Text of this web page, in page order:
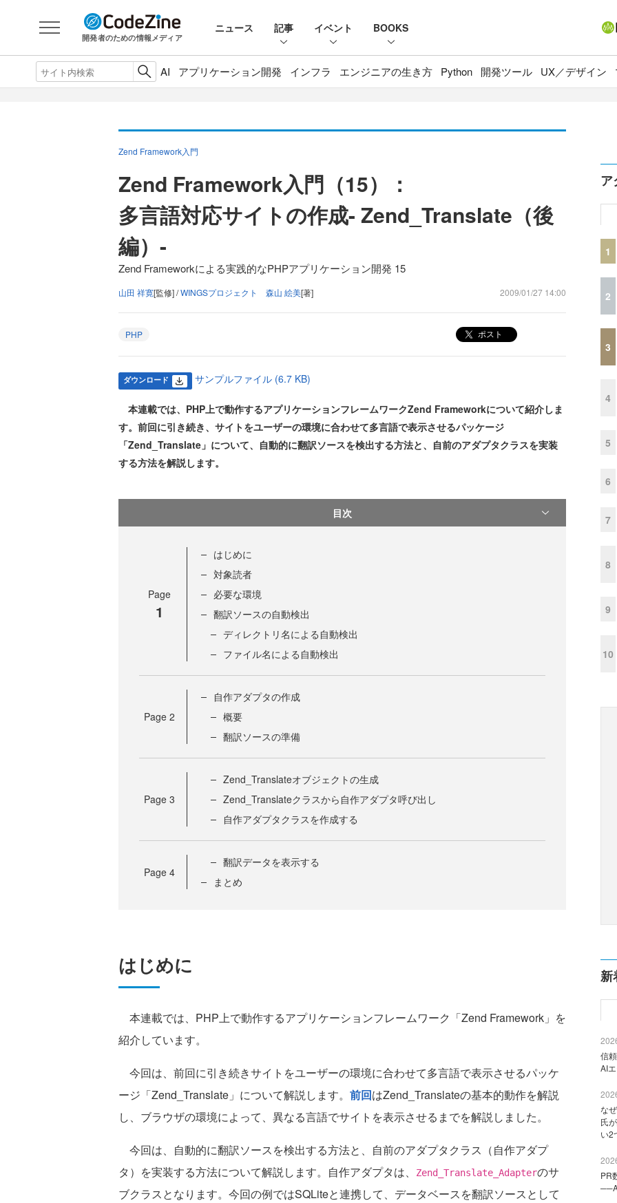
開発者のための情報メディア
ニュース 記事 イベント BOOKS
AI アプリケーション開発 インフラ エンジニアの生き方 Python 開発ツール UX／デザイン
Zend Framework入門
Zend Framework入門（15）：
多言語対応サイトの作成- Zend_Translate（後
編）-
Zend Frameworkによる実践的なPHPアプリケーション開発 15
山田 祥寛[監修] /WINGSプロジェクト 森山 絵美[著] 2009/01/27 14:00
PHP ポスト
ダウンロード サンプルファイル (6.7 KB)
本連載では、PHP上で動作するアプリケーションフレームワークZend Frameworkについて紹介しま
す。前回に引き続き、サイトをユーザーの環境に合わせて多言語で表示させるパッケージ
「Zend_Translate」について、自動的に翻訳ソースを検出する方法と、自前のアダプタクラスを実装
する方法を解説します。
目次
Page
1
はじめに
対象読者
必要な環境
翻訳ソースの自動検出
ディレクトリ名による自動検出
ファイル名による自動検出
Page 2
自作アダプタの作成
概要
翻訳ソースの準備
Page 3
Zend_Translateオブジェクトの生成
Zend_Translateクラスから自作アダプタ呼び出し
自作アダプタクラスを作成する
Page 4
翻訳データを表示する
まとめ
はじめに
本連載では、PHP上で動作するアプリケーションフレームワーク「Zend Framework」を
紹介しています。
今回は、前回に引き続きサイトをユーザーの環境に合わせて多言語で表示させるパッケ
ージ「Zend_Translate」について解説します。 前回はZend_Translateの基本的動作を解説
し、ブラウザの環境によって、異なる言語でサイトを表示させるまでを解説しました。
今回は、自動的に翻訳ソースを検出する方法と、自前のアダプタクラス（自作アダプ
タ）を実装する方法について解説します。自作アダプタは、
Zend_Translate_Adapterのサ
ブクラスとなります。今回の例ではSQLiteと連携して、データベースを翻訳ソースとして
ア
1
2
3
4
5
6
7
8
9
10
新
信
AI
な
氏
い2
PR